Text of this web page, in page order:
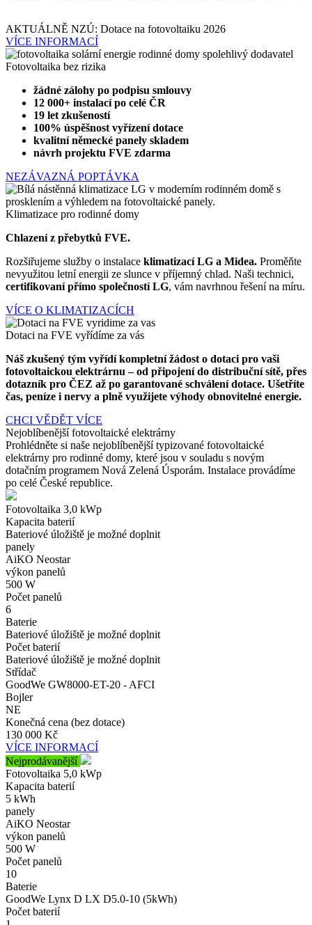
AKTUÁLNĚ NZÚ: Dotace na fotovoltaiku 2026
VÍCE INFORMACÍ
Fotovoltaika bez rizika
žádné zálohy po podpisu smlouvy
12 000+ instalací po celé ČR
19 let zkušeností
100% úspěšnost vyřízení dotace
kvalitní německé panely skladem
návrh projektu FVE zdarma
NEZÁVAZNÁ POPTÁVKA
Klimatizace pro rodinné domy
Chlazení z přebytků FVE.
Rozšiřujeme služby o instalace klimatizací LG a Midea. Proměňte
nevyužitou letní energii ze slunce v příjemný chlad. Naši technici,
certifikovaní přímo společností LG, vám navrhnou řešení na míru.
VÍCE O KLIMATIZACÍCH
Dotaci na FVE vyřídíme za vás
Náš zkušený tým vyřídí kompletní žádost o dotaci pro vaši
fotovoltaickou elektrárnu – od připojení do distribuční sítě, přes
dotazník pro ČEZ až po garantované schválení dotace. Ušetříte
čas, peníze i nervy a plně využijete výhody obnovitelné energie.
CHCI VĚDĚT VÍCE
Nejoblíbenější fotovoltaické elektrárny
Prohlédněte si naše nejoblíbenější typizované fotovoltaické
elektrárny pro rodinné domy, které jsou v souladu s novým
dotačním programem Nová Zelená Úsporám. Instalace provádíme
po celé České republice.
Fotovoltaika 3,0 kWp
Kapacita baterií
Bateriové úložiště je možné doplnit
panely
AiKO Neostar
výkon panelů
500 W
Počet panelů
6
Baterie
Bateriové úložiště je možné doplnit
Počet baterií
Bateriové úložiště je možné doplnit
Střídač
GoodWe GW8000-ET-20 - AFCI
Bojler
NE
Konečná cena (bez dotace)
130 000 Kč
VÍCE INFORMACÍ
Nejprodávanější
Fotovoltaika 5,0 kWp
Kapacita baterií
5 kWh
panely
AiKO Neostar
výkon panelů
500 W
Počet panelů
10
Baterie
GoodWe Lynx D LX D5.0-10 (5kWh)
Počet baterií